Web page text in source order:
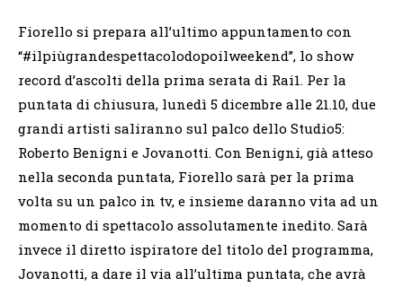
Fiorello si prepara all’ultimo appuntamento con
“#ilpiùgrandespettacolodopoilweekend”, lo show
record d’ascolti della prima serata di Rai1. Per la
puntata di chiusura, lunedì 5 dicembre alle 21.10, due
grandi artisti saliranno sul palco dello Studio5:
Roberto Benigni e Jovanotti. Con Benigni, già atteso
nella seconda puntata, Fiorello sarà per la prima
volta su un palco in tv, e insieme daranno vita ad un
momento di spettacolo assolutamente inedito. Sarà
invece il diretto ispiratore del titolo del programma,
Jovanotti, a dare il via all’ultima puntata, che avrà